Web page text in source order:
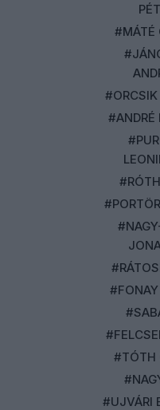
#MÁTÉ
#ORCSIK
#ANDRÉ
#TÓTH
#UJVÁRI